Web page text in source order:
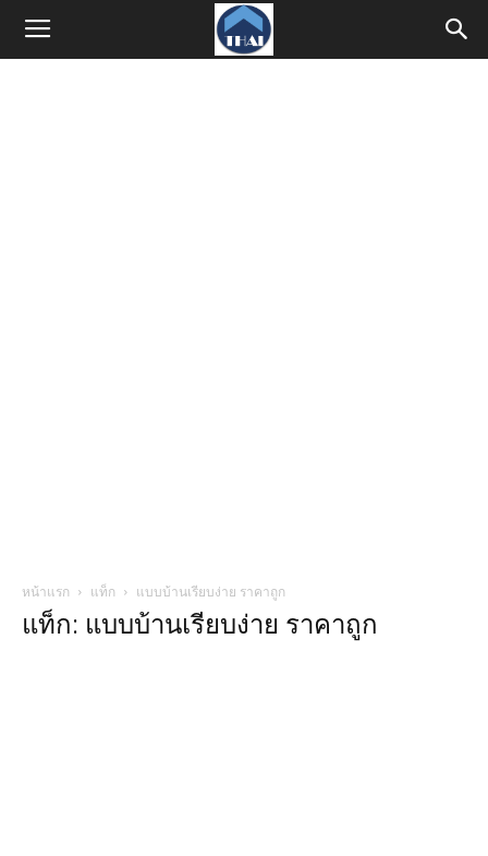
หน้าแรก แท็ก แบบบ้านเรียบง่าย ราคาถูก
แท็ก: แบบบ้านเรียบง่าย ราคาถูก